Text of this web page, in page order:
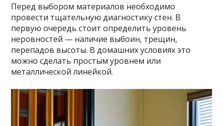
Перед выбором материалов необходимо
провести тщательную диагностику стен. В
первую очередь стоит определить уровень
неровностей — наличие выбоин, трещин,
перепадов высоты. В домашних условиях это
можно сделать простым уровнем или
металлической линейкой.